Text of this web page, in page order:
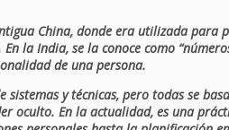
China, donde era utilizada para
la India, se la conoce como
de una persona.
y técnicas, pero todas se
oculto. En la actualidad, es una